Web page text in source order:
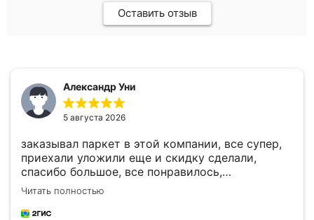
Оставить отзыв
Александр Уни
5 августа 2026
заказывал паркет в этой компании, все супер,
приехали уложили еще и скидку сделали,
спасибо большое, все понравилось,
рекомендую
Читать полностью